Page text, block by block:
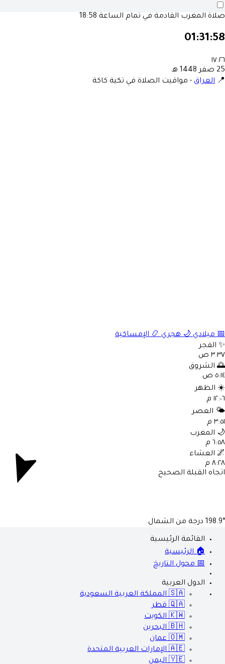
صلاة المغرب القادمة في تمام الساعة 18:58
01:31:58
١٧:٢٦
25 صفر 1448 هـ
📍 العراق - مواقيت الصلاة في تكية كاكة
📅 ميلادي 🌙 هجري 📿 الإمساكية
✨ الفجر
٣:٣٧ ص
🌅 الشروق
٥:١٤ ص
☀️ الظهر
١٢:٠٦ م
🌤️ العصر
٣:٥١ م
🌙 المغرب
٦:٥٨ م
🌌 العشاء
٨:٢٨ م
اتجاه القبلة الصحيح
198.9° درجة من الشمال
القائمة الرئيسية
🏠 الرئيسية
📅 محول التاريخ
الدول العربية
🇸🇦 المملكة العربية السعودية
🇶🇦 قطر
🇰🇼 الكويت
🇧🇭 البحرين
🇴🇲 عمان
🇦🇪 الإمارات العربية المتحدة
🇾🇪 اليمن